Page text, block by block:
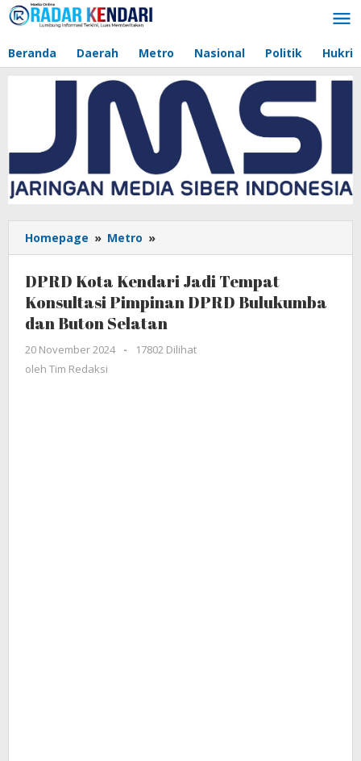
Lewati
ke
Beranda Daerah Metro Nasional Politik
Homepage » Metro »
Kota
Jadi
Tempat
Konsultasi
DPRD
DPRD Kota Kendari Jadi Tempat
Konsultasi Pimpinan DPRD Bulukumba
dan Buton Selatan
20 November 2024
oleh
-
17802 Dilihat
oleh Tim Redaksi